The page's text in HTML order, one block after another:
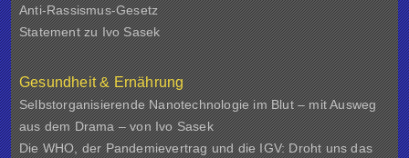
Anti-Rassismus-Gesetz
Statement zu Ivo Sasek
Gesundheit & Ernährung
Selbstorganisierende Nanotechnologie im Blut – mit Ausweg
aus dem Drama – von Ivo Sasek
Die WHO, der Pandemievertrag und die IGV: Droht uns das